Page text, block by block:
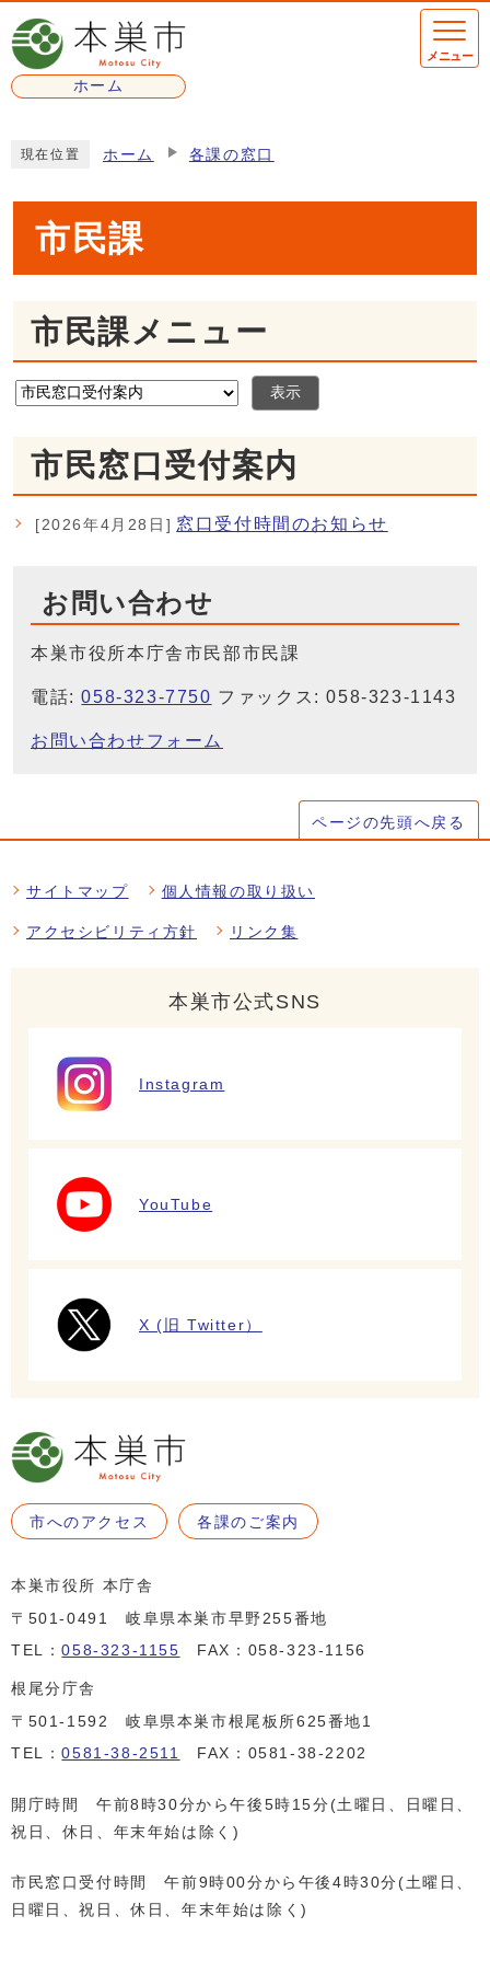
ページの先頭です
ホーム
メニュー
現在位置 ホーム 各課の窓口
市民課
市民課メニュー
表示
市民窓口受付案内
[2026年4月28日] 窓口受付時間のお知らせ
お問い合わせ
本巣市役所本庁舎市民部市民課
電話:058-323-7750 ファックス: 058-323-1143
お問い合わせフォーム
ページの先頭へ戻る
サイトマップ 個人情報の取り扱い
アクセシビリティ方針 リンク集
本巣市公式SNS
Instagram
YouTube
X (旧 Twitter）
市へのアクセス 各課のご案内
本巣市役所 本庁舎
〒501-0491 岐阜県本巣市早野255番地
TEL：058-323-1155 FAX：058-323-1156
根尾分庁舎
〒501-1592 岐阜県本巣市根尾板所625番地1
TEL：0581-38-2511 FAX：0581-38-2202
開庁時間 午前8時30分から午後5時15分(土曜日、日曜日、
祝日、休日、年末年始は除く)
市民窓口受付時間 午前9時00分から午後4時30分(土曜日、
日曜日、祝日、休日、年末年始は除く)